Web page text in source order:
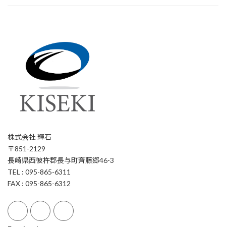
株式会社 輝石
〒851-2129
長崎県西彼杵郡長与町斉藤郷46-3
TEL : 095-865-6311
FAX : 095-865-6312